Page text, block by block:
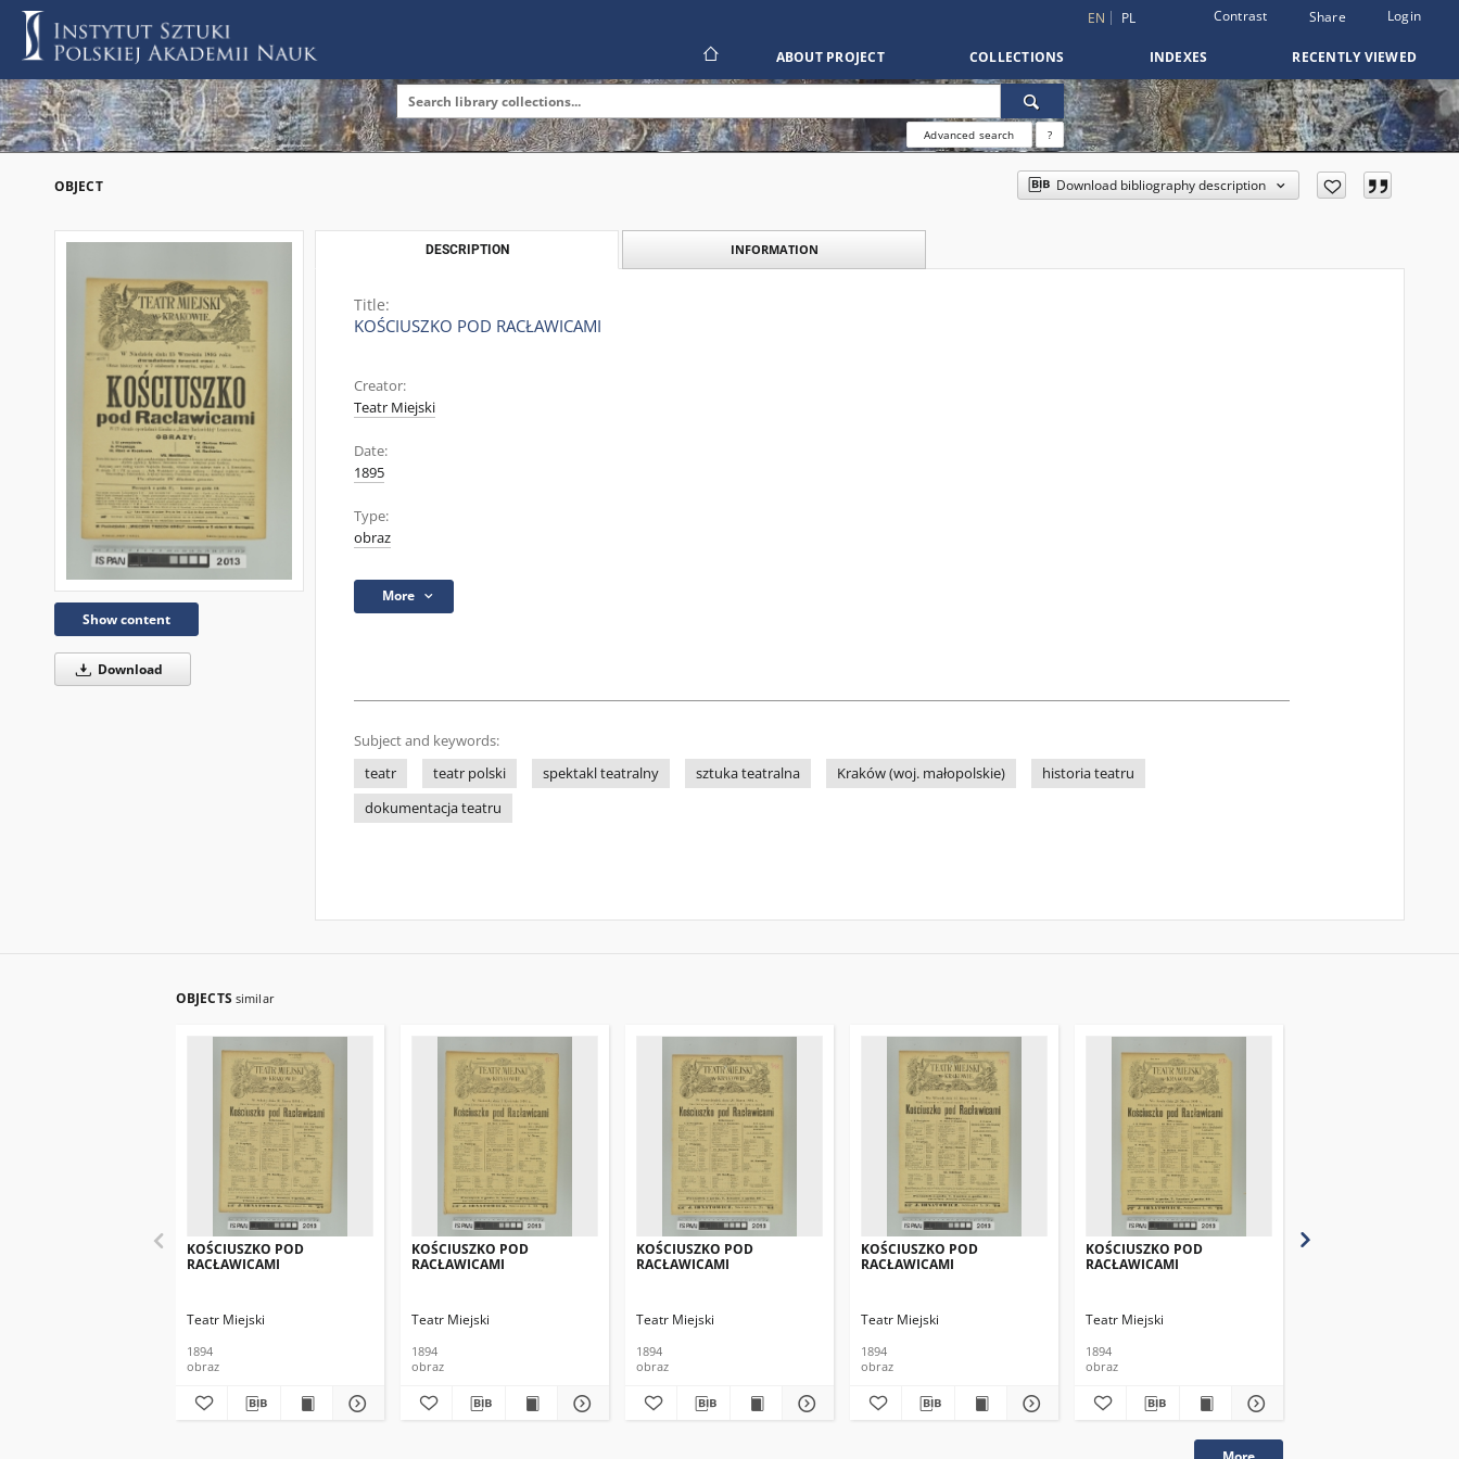
EN PL Contrast Share Login
ABOUT PROJECT COLLECTIONS INDEXES RECENTLY VIEWED
Advanced search ?
OBJECT Download bibliography description
Show content
Download
DESCRIPTION INFORMATION
Title:
KOŚCIUSZKO POD RACŁAWICAMI
Creator:
Teatr Miejski
Date:
1895
Type:
obraz
More
Subject and keywords:
teatr
teatr polski spektakl teatralny sztuka teatralna Kraków (woj. małopolskie)
historia teatru
dokumentacja teatru
OBJECTS similar
KOŚCIUSZKO POD
RACŁAWICAMI
Teatr Miejski
1894
obraz
KOŚCIUSZKO POD
RACŁAWICAMI
Teatr Miejski
1894
obraz
KOŚCIUSZKO POD
RACŁAWICAMI
Teatr Miejski
1894
obraz
KOŚCIUSZKO POD
RACŁAWICAMI
Teatr Miejski
1894
obraz
KOŚCIUSZKO POD
RACŁAWICAMI
Teatr Miejski
1894
obraz